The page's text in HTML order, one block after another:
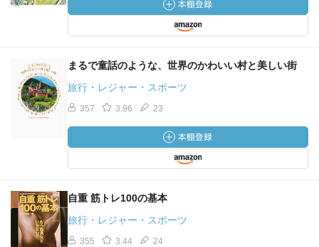
まるで童話のような、世界のかわいい村と美しい街
旅行・レジャー・スポーツ
357 3.96 23
自重 筋トレ100の基本
旅行・レジャー・スポーツ
355 3.44 24